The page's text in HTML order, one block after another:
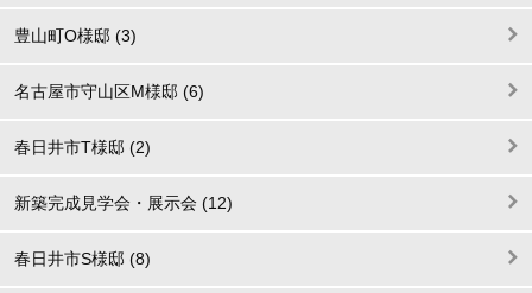
豊山町O様邸 (3)
名古屋市守山区M様邸 (6)
春日井市T様邸 (2)
新築完成見学会・展示会 (12)
春日井市S様邸 (8)